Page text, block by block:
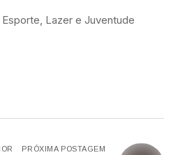
Lazer e Juventude
PRÓXIMA POSTAGEM